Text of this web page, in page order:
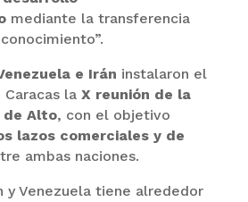
mediante la transferencia
e Irán instalaron el
Caracas la X reunión de la
de Alto, con el objetivo
lazos comerciales y de
ambas naciones.
y Venezuela tiene alrededor